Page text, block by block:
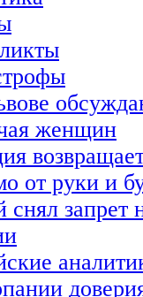
женщин
от руки и
снял запрет